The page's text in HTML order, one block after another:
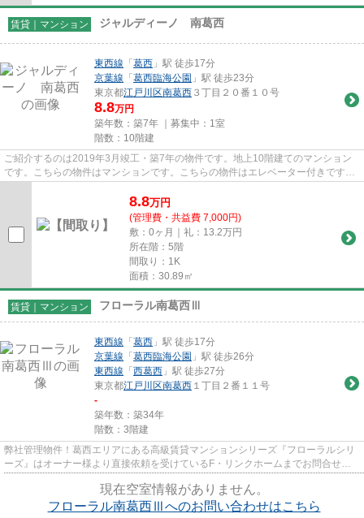
賃貸｜マンション ジャルディーノ 南葛西
東西線 「 葛西 」駅 徒歩17分
京葉線 「 葛西臨海公園 」駅 徒歩23分
東京都江戸川区南葛西 ３丁目２０番１０号
8.8万円
築年数：築7年 ｜募集中： 1室
階数：10階建
ご紹介するのは2019年3月竣工・築7年の物件です。地上10階建てのマンション
です。こちらの物件はマンションです。こちらの物件はエレベーター付きです。
8.8万円
(管理費・共益費 7,000円)
敷：0ヶ月｜礼：13.2万円
所在階：5階
間取り：1K
面積：30.89㎡
賃貸｜マンション フローラル南葛西Ⅲ
東西線 「 葛西 」駅 徒歩17分
京葉線 「 葛西臨海公園 」駅 徒歩26分
東西線 「 西葛西 」駅 徒歩27分
東京都江戸川区南葛西 １丁目２番１１号
-
築年数：築34年
階数：3階建
弊社管理物件！葛西エリアにある高級賃貸マンションシリーズ『フローラルシリ
ーズ』はオーナー様より直接依頼を受けているF・リンクホームまでお問合せ下
現在空室情報がありません。
フローラル南葛西Ⅲへのお問い合わせはこちら